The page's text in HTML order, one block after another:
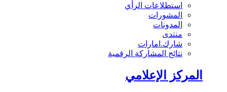
استطلاعات الرأي
المشورات
المدونات
منتدى
شارك.امارات
نتائج المشاركة الرقمية
المركز الإعلامي